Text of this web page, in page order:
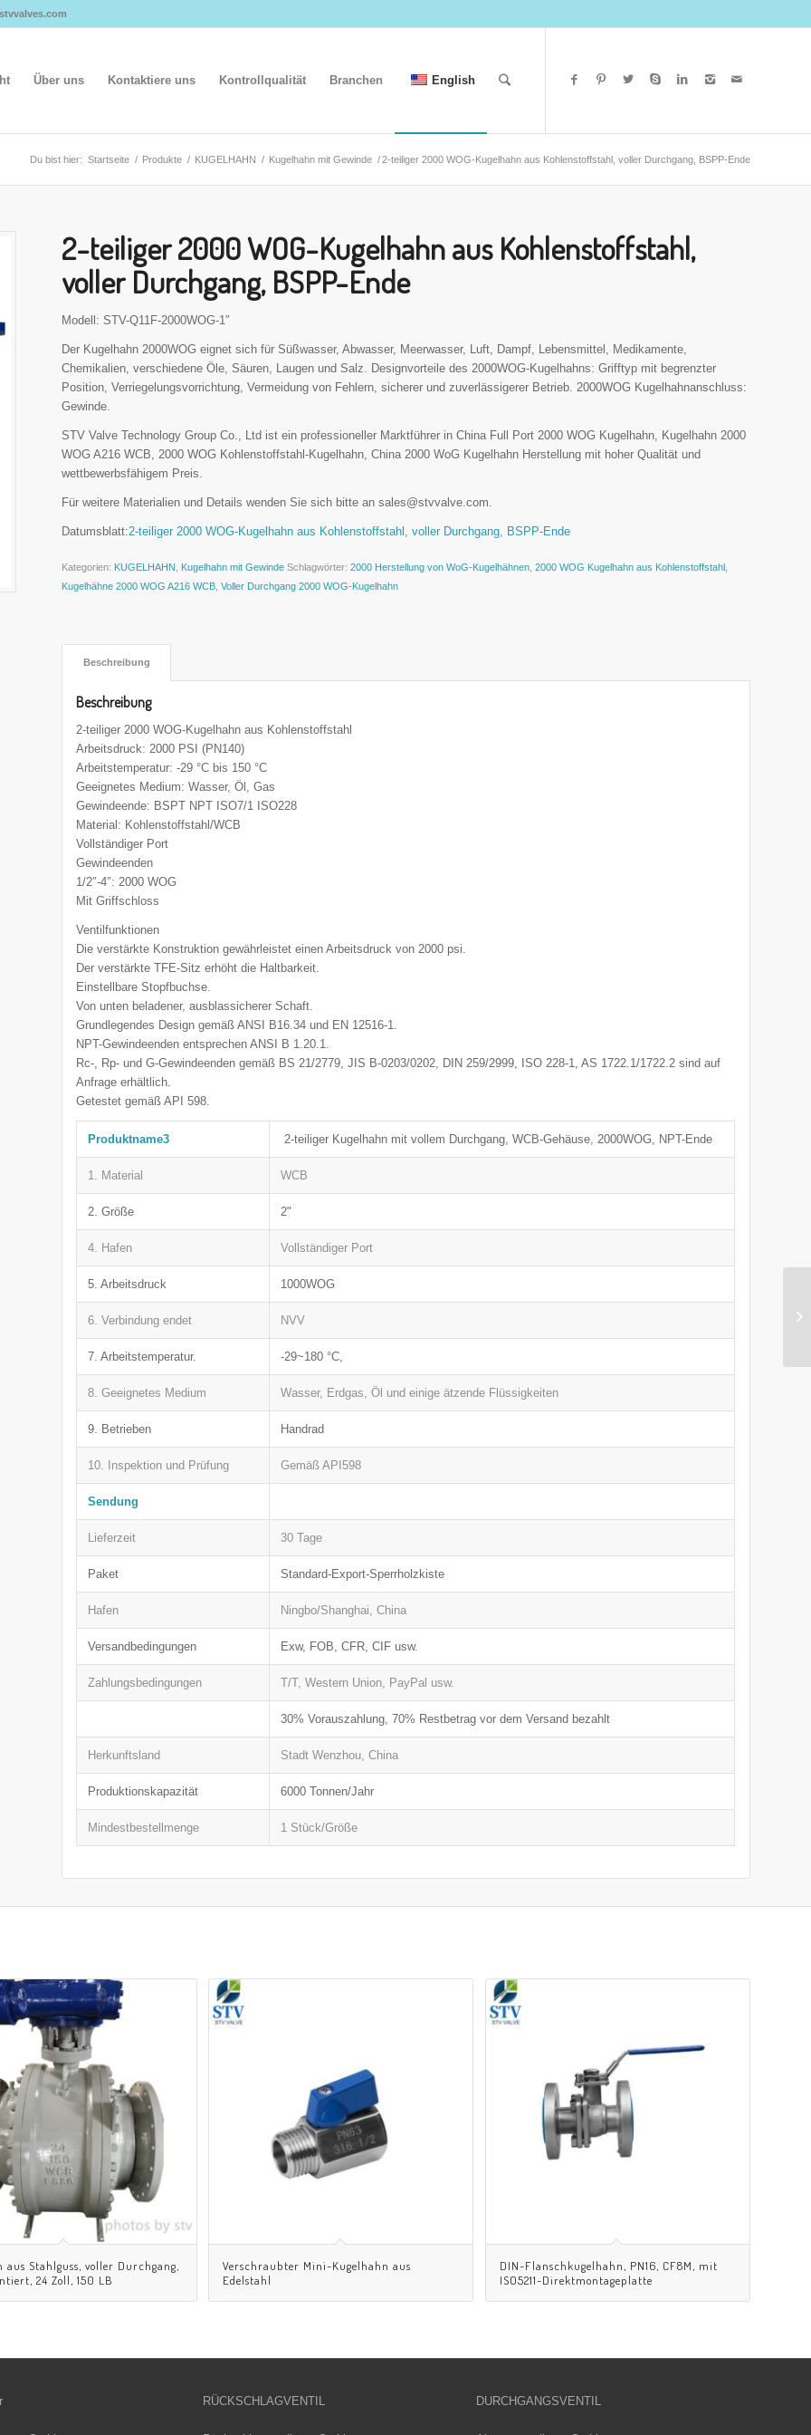
Über uns Kontaktiere uns Kontrollqualität Branchen English
Du bist hier: Startseite / Produkte / KUGELHAHN / Kugelhahn mit Gewinde /2-teiliger 2000 WOG-Kugelhahn aus Kohlenstoffstahl, voller Durchgang, BSPP-Ende
2-teiliger 2000 WOG-Kugelhahn aus Kohlenstoffstahl,
voller Durchgang, BSPP-Ende
Modell: STV-Q11F-2000WOG-1″
Der Kugelhahn 2000WOG eignet sich für Süßwasser, Abwasser, Meerwasser, Luft, Dampf, Lebensmittel, Medikamente,
Chemikalien, verschiedene Öle, Säuren, Laugen und Salz. Designvorteile des 2000WOG-Kugelhahns: Grifftyp mit begrenzter
Position, Verriegelungsvorrichtung, Vermeidung von Fehlern, sicherer und zuverlässigerer Betrieb. 2000WOG Kugelhahnanschluss:
Gewinde.
STV Valve Technology Group Co., Ltd ist ein professioneller Marktführer in China Full Port 2000 WOG Kugelhahn, Kugelhahn 2000
WOG A216 WCB, 2000 WOG Kohlenstoffstahl-Kugelhahn, China 2000 WoG Kugelhahn Herstellung mit hoher Qualität und
wettbewerbsfähigem Preis.
Für weitere Materialien und Details wenden Sie sich bitte an sales@stvvalve.com.
Datumsblatt:2-teiliger 2000 WOG-Kugelhahn aus Kohlenstoffstahl, voller Durchgang, BSPP-Ende
Kategorien: KUGELHAHN Kugelhahn mit Gewinde Schlagwörter:2000 Herstellung von WoG-Kugelhähnen ,2000 WOG Kugelhahn aus Kohlenstoffstahl
Kugelhähne 2000 WOG A216 WCB ,Voller Durchgang 2000 WOG-Kugelhahn
Beschreibung
Beschreibung
2-teiliger 2000 WOG-Kugelhahn aus Kohlenstoffstahl
Arbeitsdruck: 2000 PSI (PN140)
Arbeitstemperatur: -29 °C bis 150 °C
Geeignetes Medium: Wasser, Öl, Gas
Gewindeende: BSPT NPT ISO7/1 ISO228
Material: Kohlenstoffstahl/WCB
Vollständiger Port
Gewindeenden
1/2″-4″: 2000 WOG
Mit Griffschloss
Ventilfunktionen
Die verstärkte Konstruktion gewährleistet einen Arbeitsdruck von 2000 psi.
Der verstärkte TFE-Sitz erhöht die Haltbarkeit.
Einstellbare Stopfbuchse.
Von unten beladener, ausblassicherer Schaft.
Grundlegendes Design gemäß ANSI B16.34 und EN 12516-1.
NPT-Gewindeenden entsprechen ANSI B 1.20.1.
Rc-, Rp- und G-Gewindeenden gemäß BS 21/2779, JIS B-0203/0202, DIN 259/2999, ISO 228-1, AS 1722.1/1722.2 sind auf
Anfrage erhältlich.
Getestet gemäß API 598.
Produktname3 2-teiliger Kugelhahn mit vollem Durchgang, WCB-Gehäuse, 2000WOG, NPT-Ende
1. Material WCB
2. Größe 2"
4. Hafen Vollständiger Port
5. Arbeitsdruck 1000WOG
6. Verbindung endet NVV
7. Arbeitstemperatur. -29~180 °C,
8. Geeignetes Medium Wasser, Erdgas, Öl und einige ätzende Flüssigkeiten
9. Betrieben Handrad
10. Inspektion und Prüfung Gemäß API598
Sendung
Lieferzeit 30 Tage
Paket Standard-Export-Sperrholzkiste
Hafen Ningbo/Shanghai, China
Versandbedingungen Exw, FOB, CFR, CIF usw.
Zahlungsbedingungen T/T, Western Union, PayPal usw.
30% Vorauszahlung, 70% Restbetrag vor dem Versand bezahlt
Herkunftsland Stadt Wenzhou, China
Produktionskapazität 6000 Tonnen/Jahr
Mindestbestellmenge 1 Stück/Größe
aus Stahlguss, voller Durchgang,
24 Zoll, 150 LB
Verschraubter Mini-Kugelhahn aus
Edelstahl
DIN-Flanschkugelhahn, PN16, CF8M, mit
ISO5211-Direktmontageplatte
RÜCKSCHLAGVENTIL DURCHGANGSVENTIL